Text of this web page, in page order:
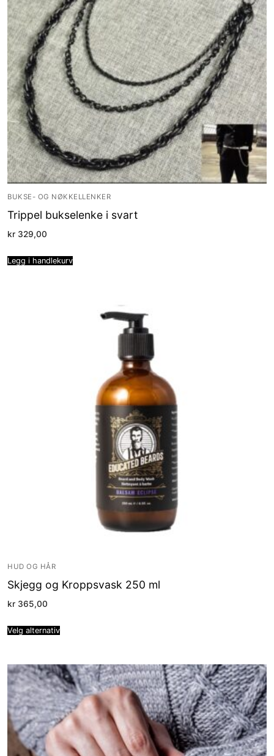
BUKSE- OG NØKKELLENKER
Trippel bukselenke i svart
kr 329,00
Legg i handlekurv
HUD OG HÅR
Skjegg og Kroppsvask 250 ml
kr 365,00
Velg alternativ